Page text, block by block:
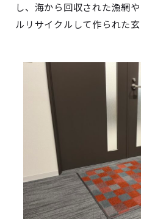
し、海から回収された漁網
ルリサイクルして作られた玄